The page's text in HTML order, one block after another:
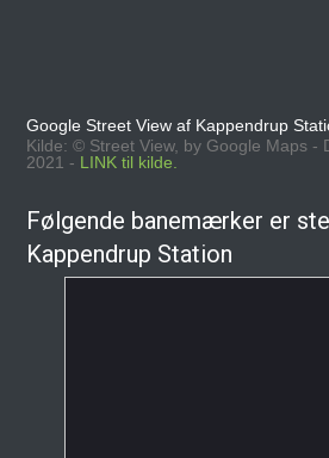
Google Street View af Kappendrup
Kilde: © Street View, by Google Maps -
2021 - LINK til kilde.
Følgende banemærker er
Kappendrup Station